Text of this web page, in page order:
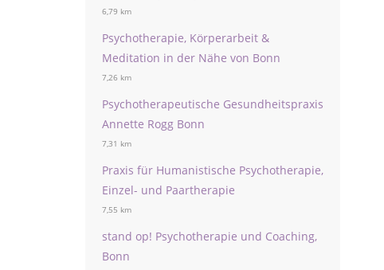
6,79 km
Psychotherapie, Körperarbeit &
Meditation in der Nähe von Bonn
7,26 km
Psychotherapeutische Gesundheitspraxis
Annette Rogg Bonn
7,31 km
Praxis für Humanistische Psychotherapie,
Einzel- und Paartherapie
7,55 km
stand op! Psychotherapie und Coaching,
Bonn